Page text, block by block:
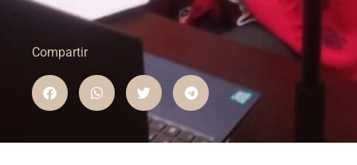
Compartir